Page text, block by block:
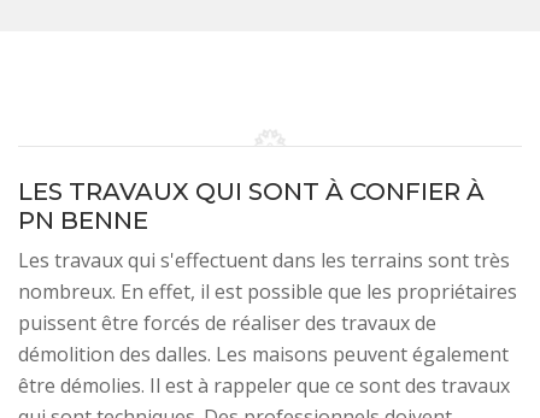
LES TRAVAUX QUI SONT À CONFIER À
PN BENNE
Les travaux qui s'effectuent dans les terrains sont très
nombreux. En effet, il est possible que les propriétaires
puissent être forcés de réaliser des travaux de
démolition des dalles. Les maisons peuvent également
être démolies. Il est à rappeler que ce sont des travaux